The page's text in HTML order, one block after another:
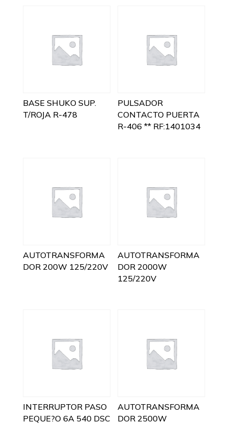
BASE SHUKO SUP.
T/ROJA R-478
PULSADOR
CONTACTO PUERTA
R-406 ** RF:1401034
AUTOTRANSFORMA
DOR 200W 125/220V
AUTOTRANSFORMA
DOR 2000W
125/220V
INTERRUPTOR PASO
PEQUE?O 6A 540 DSC
AUTOTRANSFORMA
DOR 2500W